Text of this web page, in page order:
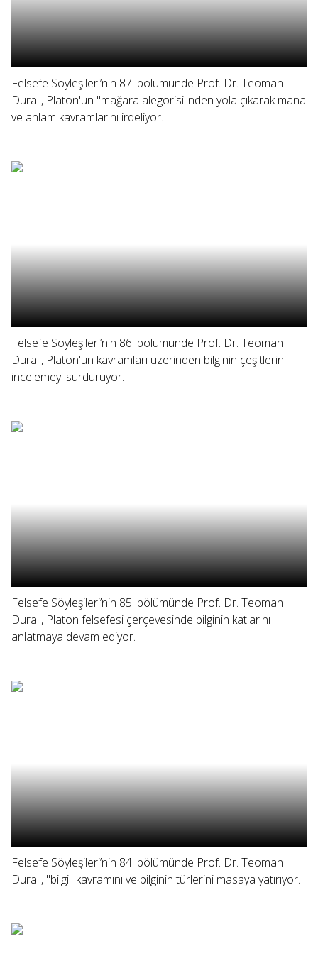
Felsefe Söyleşileri’nin 87. bölümünde Prof. Dr. Teoman
Duralı, Platon'un "mağara alegorisi"nden yola çıkarak mana
ve anlam kavramlarını irdeliyor.
Felsefe Söyleşileri’nin 86. bölümünde Prof. Dr. Teoman
Duralı, Platon'un kavramları üzerinden bilginin çeşitlerini
incelemeyi sürdürüyor.
Felsefe Söyleşileri’nin 85. bölümünde Prof. Dr. Teoman
Duralı, Platon felsefesi çerçevesinde bilginin katlarını
anlatmaya devam ediyor.
Felsefe Söyleşileri’nin 84. bölümünde Prof. Dr. Teoman
Duralı, "bilgi" kavramını ve bilginin türlerini masaya yatırıyor.